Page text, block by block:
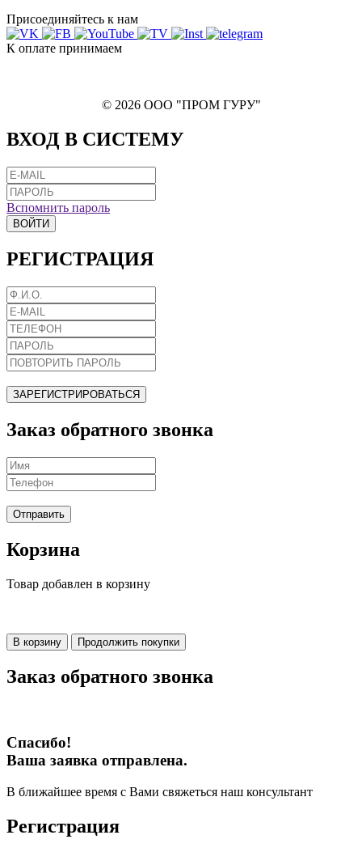
Присоединяйтесь к нам
К оплате принимаем
© 2026 ООО "ПРОМ ГУРУ"
ВХОД В СИСТЕМУ
Вспомнить пароль
ВОЙТИ
РЕГИСТРАЦИЯ
ЗАРЕГИСТРИРОВАТЬСЯ
Заказ обратного звонка
Отправить
Корзина
Товар добавлен в корзину
В корзину Продолжить покупки
Заказ обратного звонка
Спасибо!
Ваша заявка отправлена.
В ближайшее время с Вами свяжеться наш консультант
Регистрация